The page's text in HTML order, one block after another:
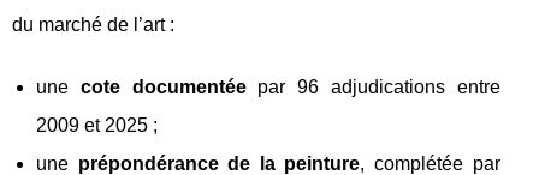
du marché de l’art :
une cote documentéepar 96 adjudications entre
2009 et 2025 ;
une prépondérance de la peinture, complétée par